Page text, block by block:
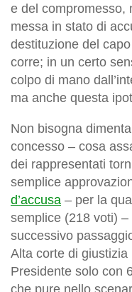
e del compromesso,
messa in stato di
destituzione del
corre; in un certo
colpo di mano
ma anche questa
Non bisogna
concesso – cosa
dei rappresentati
semplice
d’accusa – per la
semplice (218 voti)
successivo
Alta corte di
Presidente solo con
che pure nello